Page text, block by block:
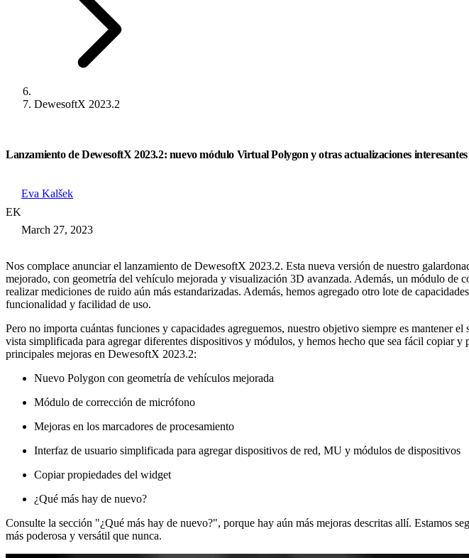
DewesoftX 2023.2
Lanzamiento de DewesoftX 2023.2: nuevo módulo Virtual Polygon y otras actualizaciones interesantes
EK
Eva Kalšek
March 27, 2023
Nos complace anunciar el lanzamiento de DewesoftX 2023.2. Esta nueva versión de nuestro
mejorado, con geometría del vehículo mejorada y visualización 3D avanzada. Además, un módulo de
realizar mediciones de ruido aún más estandarizadas. Además, hemos agregado otro lote de
funcionalidad y facilidad de uso.
Pero no importa cuántas funciones y capacidades agreguemos, nuestro objetivo siempre es mantener
vista simplificada para agregar diferentes dispositivos y módulos, y hemos hecho que sea fácil copiar y
principales mejoras en DewesoftX 2023.2:
Nuevo Polygon con geometría de vehículos mejorada
Módulo de corrección de micrófono
Mejoras en los marcadores de procesamiento
Interfaz de usuario simplificada para agregar dispositivos de red, MU y módulos de dispositivos
Copiar propiedades del widget
¿Qué más hay de nuevo?
Consulte la sección "¿Qué más hay de nuevo?", porque hay aún más mejoras descritas allí. Estamos
más poderosa y versátil que nunca.